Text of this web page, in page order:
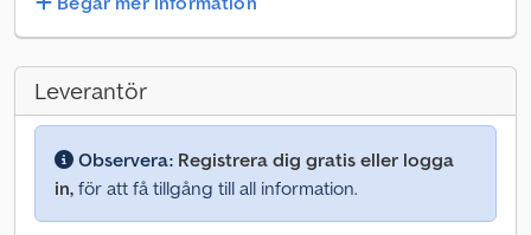
Leverantör
Observera: Registrera dig gratis eller logga
in, för att få tillgång till all information.